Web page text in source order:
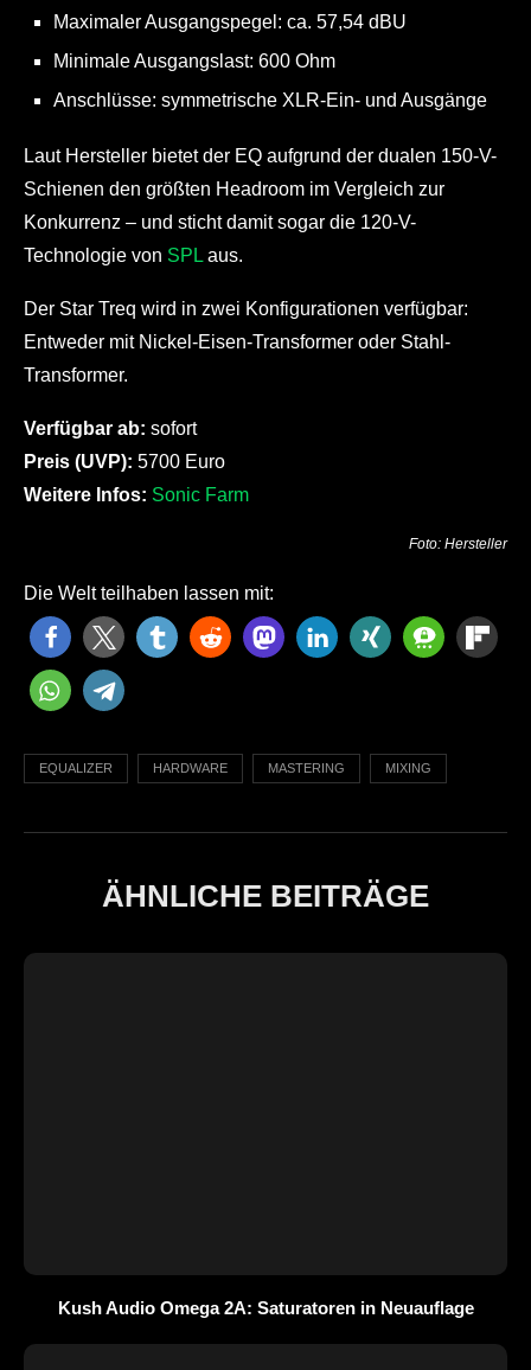
Maximaler Ausgangspegel: ca. 57,54 dBU
Minimale Ausgangslast: 600 Ohm
Anschlüsse: symmetrische XLR-Ein- und Ausgänge
Laut Hersteller bietet der EQ aufgrund der dualen 150-V-
Schienen den größten Headroom im Vergleich zur
Konkurrenz – und sticht damit sogar die 120-V-
Technologie von SPLaus.
Der Star Treq wird in zwei Konfigurationen verfügbar:
Entweder mit Nickel-Eisen-Transformer oder Stahl-
Transformer.
Verfügbar ab: sofort
Preis (UVP): 5700 Euro
Weitere Infos: Sonic Farm
Foto: Hersteller
Die Welt teilhaben lassen mit:
EQUALIZER HARDWARE MASTERING MIXING
ÄHNLICHE BEITRÄGE
Kush Audio Omega 2A: Saturatoren in Neuauflage